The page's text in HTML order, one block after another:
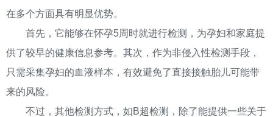
在多个方面具有明显优势。
首先，它能够在怀孕5周时就进行检测，为孕妇和家庭提
供了较早的健康信息参考。其次，作为非侵入性检测手段，
只需采集孕妇的血液样本，有效避免了直接接触胎儿可能带
来的风险。
不过，其他检测方式，如B超检测，除了能提供一些关于